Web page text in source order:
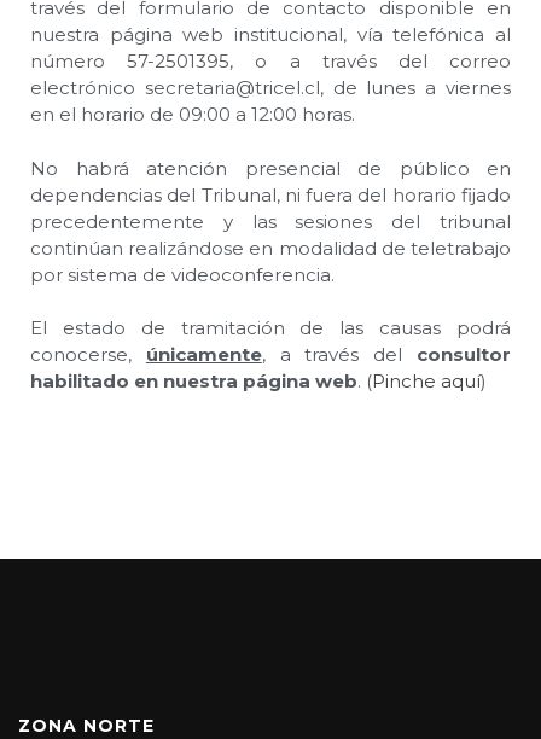
través del formulario de contacto disponible en
nuestra página web institucional, vía telefónica al
número 57-2501395, o a través del correo
electrónico secretaria@tricel.cl, de lunes a viernes
en el horario de 09:00 a 12:00 horas.
No habrá atención presencial de público en
dependencias del Tribunal, ni fuera del horario fijado
precedentemente y las sesiones del tribunal
continúan realizándose en modalidad de teletrabajo
por sistema de videoconferencia.
El estado de tramitación de las causas podrá
conocerse, únicamente, a través del consultor
habilitado en nuestra página web. (Pinche aquí)
ZONA NORTE